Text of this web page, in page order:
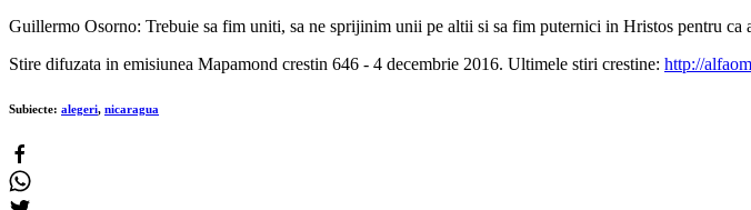
Guillermo Osorno: Trebuie sa fim uniti, sa ne sprijinim unii pe altii si sa fim puternici in Hristos pentru
Stire difuzata in emisiunea Mapamond crestin 646 - 4 decembrie 2016. Ultimele stiri crestine: http://
Subiecte: alegeri, nicaragua